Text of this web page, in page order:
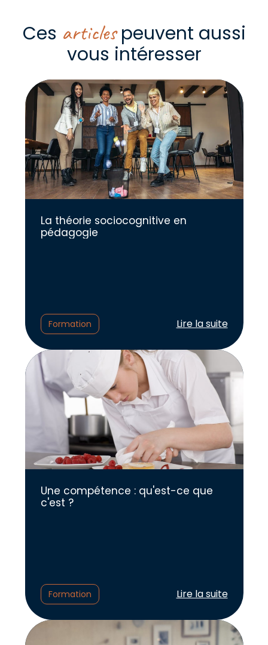
Ces articlespeuvent aussi
vous intéresser
La théorie sociocognitive en
pédagogie
Formation Lire l'article :
Lire la suite
Une compétence : qu'est-ce que
c'est ?
Formation Lire l'article :
Lire la suite